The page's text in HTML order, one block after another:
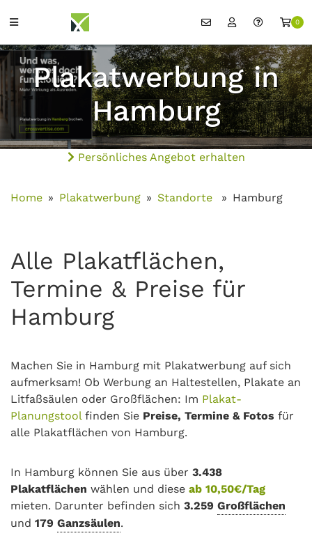
0
Plakatwerbung in
Hamburg
Persönliches Angebot erhalten
Home Plakatwerbung Standorte Hamburg
Alle Plakatflächen,
Termine & Preise für
Hamburg
Machen Sie in Hamburg mit Plakatwerbung auf sich
aufmerksam! Ob Werbung an Haltestellen, Plakate an
Litfaßsäulen oder Großflächen: Im Plakat-
Planungstoolfinden Sie Preise, Termine & Fotos für
alle Plakatflächen von Hamburg.
In Hamburg können Sie aus über 3.438
Plakatflächen wählen und diese ab 10,50€/Tag
mieten. Darunter befinden sich 3.259 Großflächen
und 179 Ganzsäulen.